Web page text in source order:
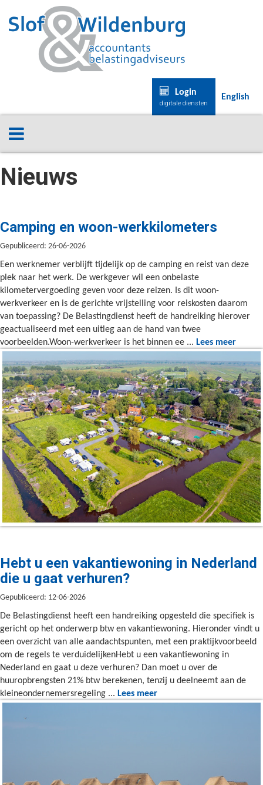
Login
digitale diensten
English
Nieuws
Camping en woon-werkkilometers
Gepubliceerd: 26-06-2026
Een werknemer verblijft tijdelijk op de camping en reist van deze
plek naar het werk. De werkgever wil een onbelaste
kilometervergoeding geven voor deze reizen. Is dit woon-
werkverkeer en is de gerichte vrijstelling voor reiskosten daarom
van toepassing? De Belastingdienst heeft de handreiking hierover
geactualiseerd met een uitleg aan de hand van twee
voorbeelden.Woon-werkverkeer is het binnen ee ... Lees meer
Hebt u een vakantiewoning in Nederland
die u gaat verhuren?
Gepubliceerd: 12-06-2026
De Belastingdienst heeft een handreiking opgesteld die specifiek is
gericht op het onderwerp btw en vakantiewoning. Hieronder vindt u
een overzicht van alle aandachtspunten, met een praktijkvoorbeeld
om de regels te verduidelijkenHebt u een vakantiewoning in
Nederland en gaat u deze verhuren? Dan moet u over de
huuropbrengsten 21% btw berekenen, tenzij u deelneemt aan de
kleineondernemersregeling ... Lees meer